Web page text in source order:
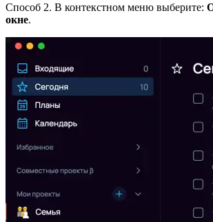
Способ 2. В контекстном меню выберите:
окне.